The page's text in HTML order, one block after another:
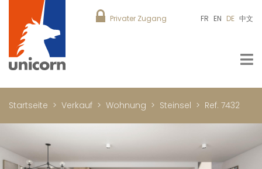
Privater Zugang FR EN DE 中文
Startseite Verkauf Wohnung Steinsel Ref. 7432